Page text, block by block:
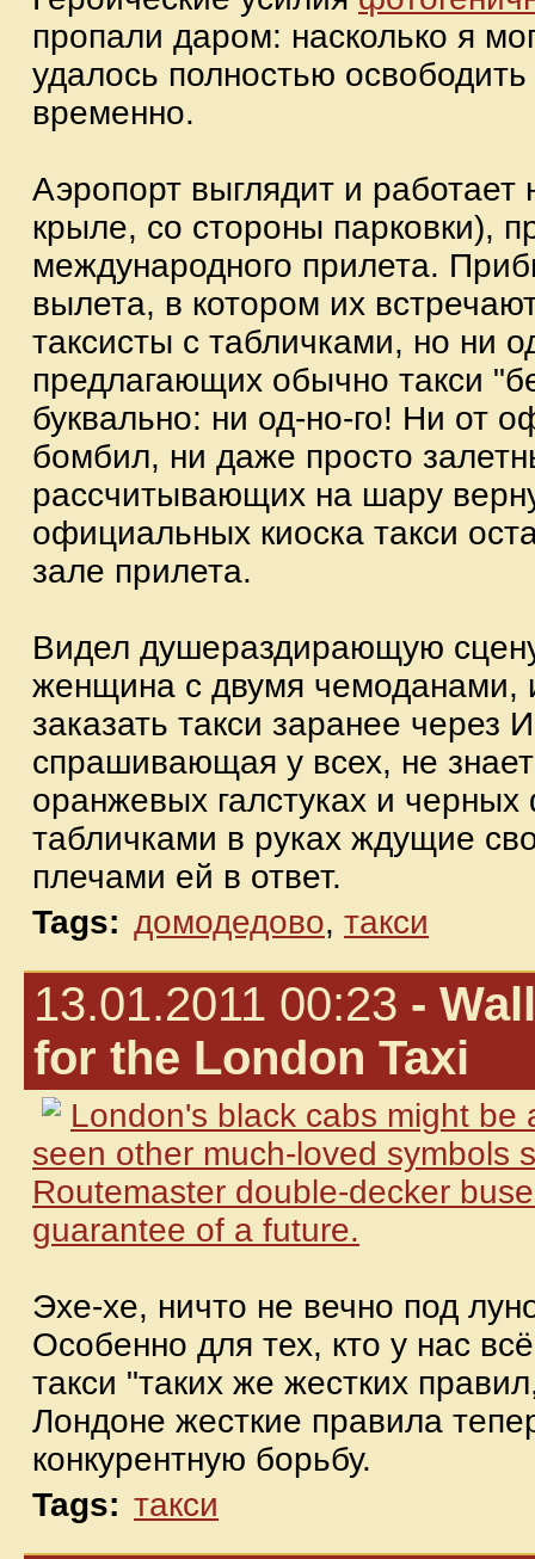
пропали даром: насколько я
удалось полностью
временно.
Аэропорт выглядит и
крыле, со стороны парковки),
международного прилета.
вылета, в котором их
таксисты с табличками, но ни
предлагающих обычно такси
буквально: ни од-но-го! Ни от
бомбил, ни даже просто
рассчитывающих на шару
официальных киоска такси
зале прилета.
Видел душераздирающую
женщина с двумя чемоданами,
заказать такси заранее через
спрашивающая у всех, не
оранжевых галстуках и
табличками в руках ждущие
плечами ей в ответ.
Tags: домодедово, такси
13.01.2011 00:23 -
for the London Taxi
London's black cabs might
seen other much-loved symbols
Routemaster double-decker
guarantee of a future.
Эхе-хе, ничто не вечно под
Особенно для тех, кто у нас
такси "таких же жестких
Лондоне жесткие правила
конкурентную борьбу.
Tags: такси